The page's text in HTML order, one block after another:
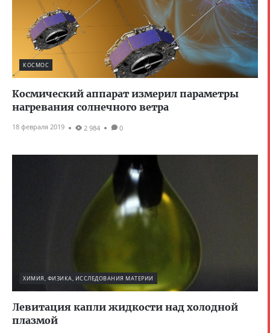
КОСМОС
Космический аппарат измерил параметры
нагревания солнечного ветра
18 февраля 2019 2 984 0
ХИМИЯ, ФИЗИКА, ИССЛЕДОВАНИЯ МАТЕРИИ
Левитация капли жидкости над холодной
плазмой